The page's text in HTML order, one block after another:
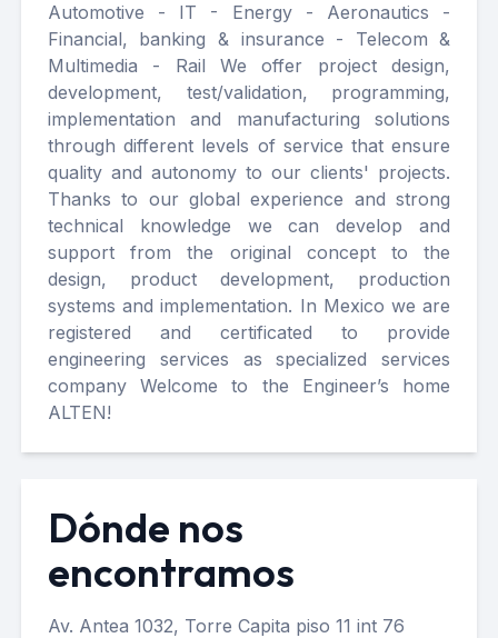
Automotive - IT - Energy - Aeronautics -
Financial, banking & insurance - Telecom &
Multimedia - Rail We offer project design,
development, test/validation, programming,
implementation and manufacturing solutions
through different levels of service that ensure
quality and autonomy to our clients' projects.
Thanks to our global experience and strong
technical knowledge we can develop and
support from the original concept to the
design, product development, production
systems and implementation. In Mexico we are
registered and certificated to provide
engineering services as specialized services
company Welcome to the Engineer’s home
ALTEN!
Dónde nos
encontramos
Av. Antea 1032, Torre Capita piso 11 int 76